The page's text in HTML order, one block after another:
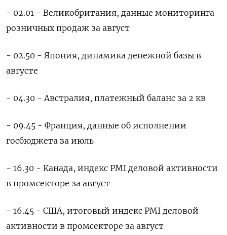
- 02.01 - Великобритания, данные мониторинга
розничных продаж за август
- 02.50 - Япония, динамика денежной базы в
августе
- 04.30 - Австралия, платежный баланс за 2 кв
- 09.45 - Франция, данные об исполнении
госбюджета за июль
- 16.30 - Канада, индекс PMI деловой активности
в промсекторе за август
- 16.45 - США, итоговый индекс PMI деловой
активности в промсекторе за август